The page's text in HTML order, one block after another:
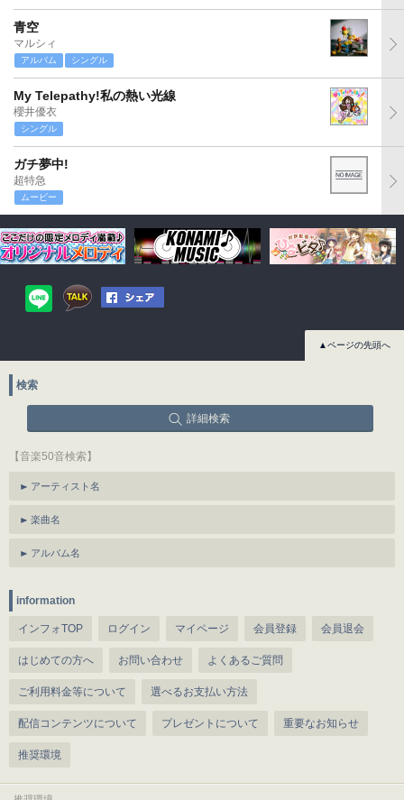
青空
マルシィ
アルバム シングル
My Telepathy!私の熱い光線
櫻井優衣
シングル
ガチ夢中!
超特急
ムービー
▲ページの先頭へ
検索
詳細検索
【音楽50音検索】
アーティスト名
楽曲名
アルバム名
information
インフォTOP ログイン マイページ 会員登録 会員退会
はじめての方へ お問い合わせ よくあるご質問
ご利用料金等について 選べるお支払い方法
配信コンテンツについて プレゼントについて 重要なお知らせ
推奨環境